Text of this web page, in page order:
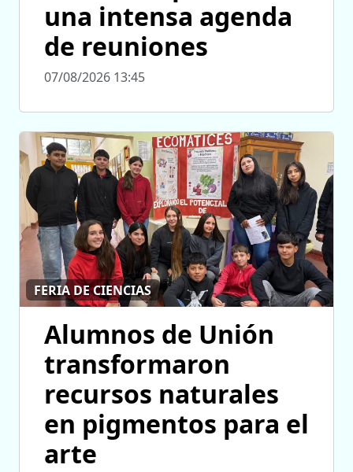
una intensa agenda
de reuniones
07/08/2026 13:45
FERIA DE CIENCIAS
Alumnos de Unión
transformaron
recursos naturales
en pigmentos para el
arte